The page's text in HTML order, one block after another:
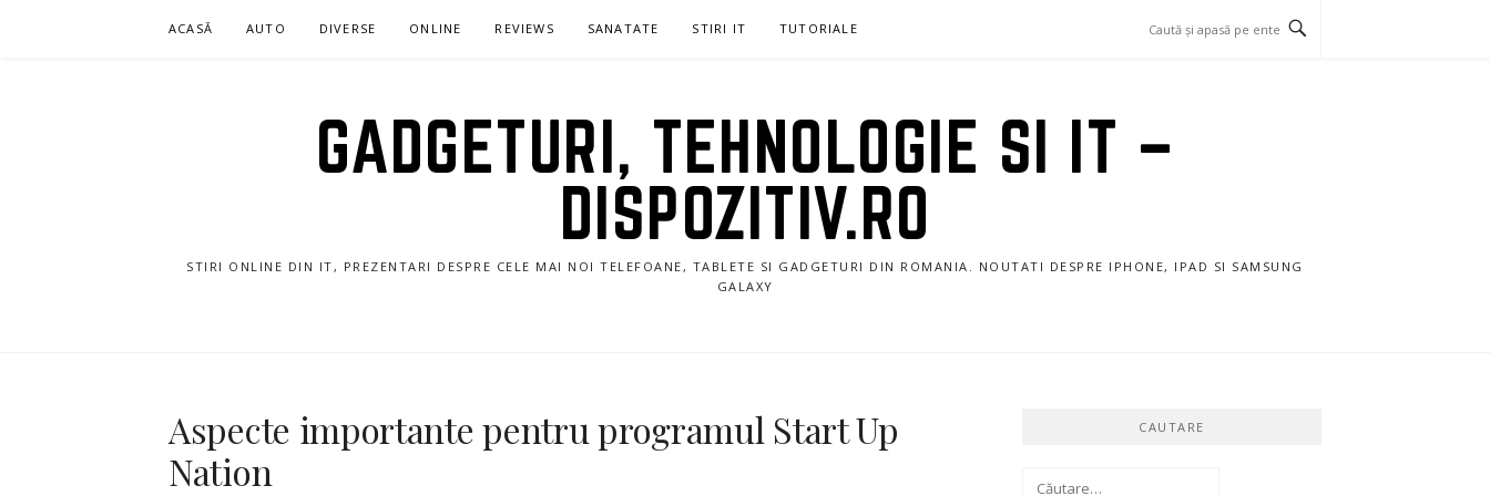
ACASĂ AUTO DIVERSE ONLINE REVIEWS SANATATE STIRI IT TUTORIALE
GADGETURI, TEHNOLOGIE SI IT –
DISPOZITIV.RO
STIRI ONLINE DIN IT, PREZENTARI DESPRE CELE MAI NOI TELEFOANE, TABLETE SI GADGETURI DIN ROMANIA. NOUTATI DESPRE IPHONE, IPAD SI SAMSUNG
GALAXY
Aspecte importante pentru programul Start Up
Nation
CAUTARE
Caută